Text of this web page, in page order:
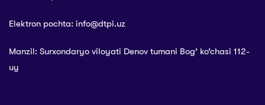
Elektron pochta: info@dtpi.uz
Manzil: Surxondaryo viloyati Denov tumani Bog’ ko’chasi 112-
uy